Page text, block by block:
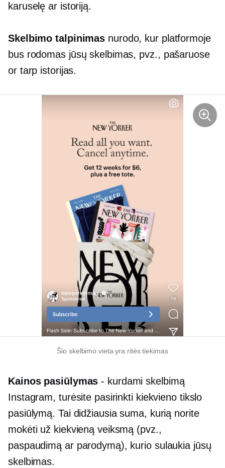
karuselę ar istoriją.
Skelbimo talpinimas nurodo, kur platformoje
bus rodomas jūsų skelbimas, pvz., pašaruose
or tarp istorijas.
Šio skelbimo vieta yra ritės tiekimas
Kainos pasiūlymas - kurdami skelbimą
Instagram, turėsite pasirinkti kiekvieno tikslo
pasiūlymą. Tai didžiausia suma, kurią norite
mokėti už kiekvieną veiksmą (pvz.,
paspaudimą ar parodymą), kurio sulaukia jūsų
skelbimas.